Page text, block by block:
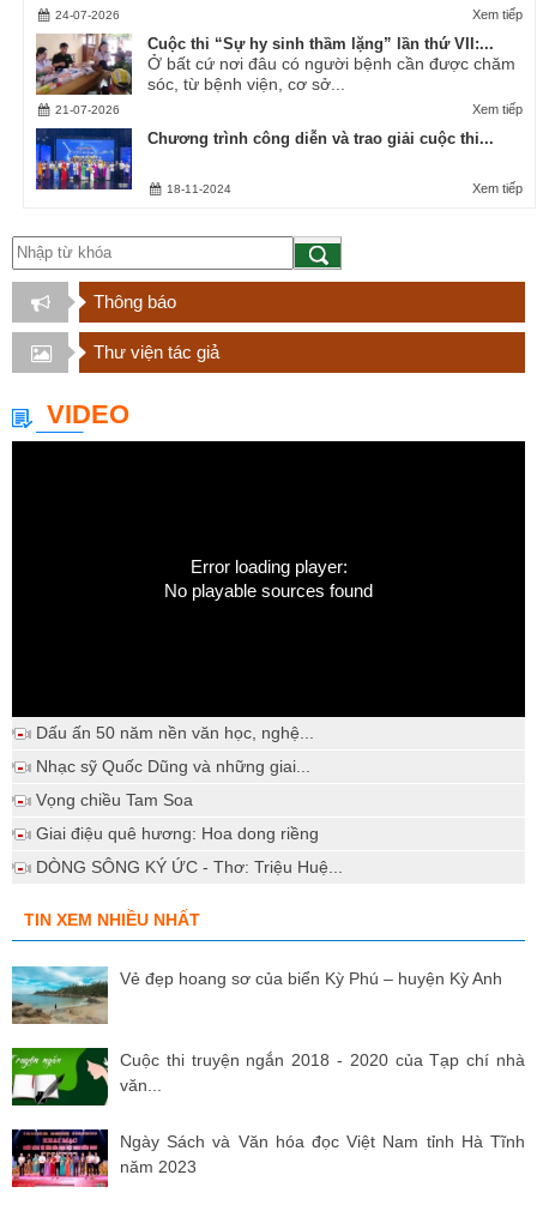
Xem tiếp
24-07-2026
Cuộc thi “Sự hy sinh thầm lặng” lần thứ VII:...
Ở bất cứ nơi đâu có người bệnh cần được chăm
sóc, từ bệnh viện, cơ sở...
Xem tiếp
21-07-2026
Chương trình công diễn và trao giải cuộc thi...
Xem tiếp
18-11-2024
Thông báo
Thư viện tác giả
VIDEO
Error loading player:
No playable sources found
Dấu ấn 50 năm nền văn học, nghệ...
Nhạc sỹ Quốc Dũng và những giai...
Vọng chiều Tam Soa
Giai điệu quê hương: Hoa dong riềng
DÒNG SÔNG KÝ ỨC - Thơ: Triệu Huệ...
TIN XEM NHIỀU NHẤT
Vẻ đẹp hoang sơ của biển Kỳ Phú – huyện Kỳ Anh
Cuộc thi truyện ngắn 2018 - 2020 của Tạp chí nhà
văn...
Ngày Sách và Văn hóa đọc Việt Nam tỉnh Hà Tĩnh
năm 2023